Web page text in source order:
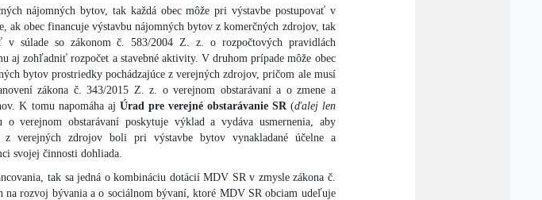
nájomných bytov, tak každá obec môže pri výstavbe postupovať v
ak obec financuje výstavbu nájomných bytov z komerčných zdrojov, tak
v súlade so zákonom č. 583/2004 Z. z. o rozpočtových pravidlách
aj zohľadniť rozpočet a stavebné aktivity. V druhom prípade môže obec
bytov prostriedky pochádzajúce z verejných zdrojov, pričom ale musí
zákona č. 343/2015 Z. z. o verejnom obstarávaní a o zmene a
K tomu napomáha aj Úrad pre verejné obstarávanie SR (ďalej len
verejnom obstarávaní poskytuje výklad a vydáva usmernenia, aby
z verejných zdrojov boli pri výstavbe bytov vynakladané účelne a
svojej činnosti dohliada.
tak sa jedná o kombináciu dotácií MDV SR v zmysle zákona č.
na rozvoj bývania a o sociálnom bývaní, ktoré MDV SR obciam udeľuje